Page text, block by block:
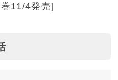
11/4発売]